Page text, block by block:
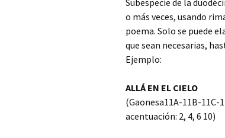
23
–
Subespecie de la
o más veces, usando
poema. Solo se puede
que sean necesarias,
Ejemplo:
ALLÁ EN EL CIELO
(Gaonesa11A-11B-11C-
acentuación: 2, 4, 6 10)